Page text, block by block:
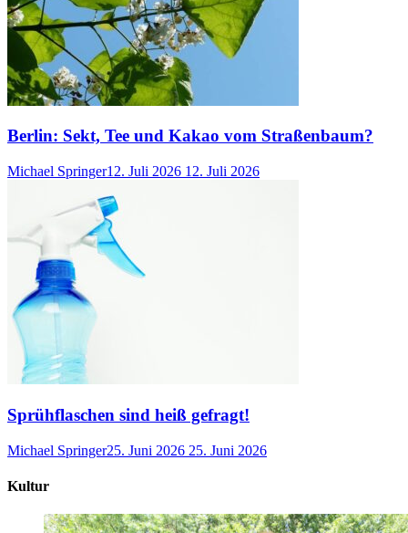
Berlin: Sekt, Tee und Kakao vom Straßenbaum?
Michael Springer12. Juli 2026 12. Juli 2026
Sprühflaschen sind heiß gefragt!
Michael Springer25. Juni 2026 25. Juni 2026
Kultur